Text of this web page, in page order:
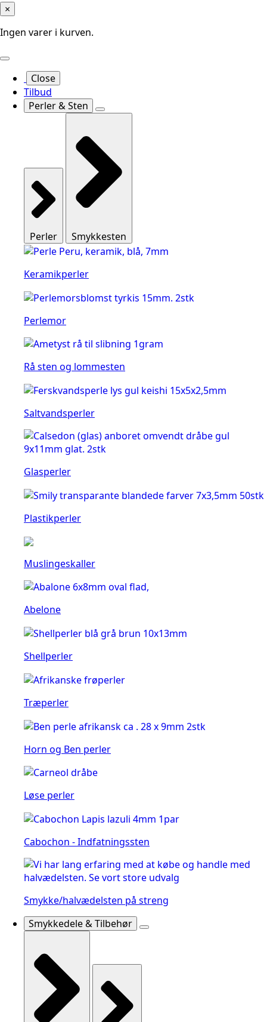
×
Ingen varer i kurven.
Close
Tilbud
Perler & Sten
Perler Smykkesten
Keramikperler
Perlemor
Rå sten og lommesten
Saltvandsperler
Glasperler
Plastikperler
Muslingeskaller
Abelone
Shellperler
Træperler
Horn og Ben perler
Løse perler
Cabochon - Indfatningssten
Smykke/halvædelsten på streng
Smykkedele & Tilbehør